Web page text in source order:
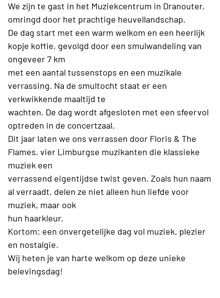
We zijn te gast in het Muziekcentrum in Dranouter,
omringd door het prachtige heuvellandschap.
De dag start met een warm welkom en een heerlijk
kopje koffie, gevolgd door een smulwandeling van
ongeveer 7 km
met een aantal tussenstops en een muzikale
verrassing. Na de smultocht staat er een
verkwikkende maaltijd te
wachten. De dag wordt afgesloten met een sfeervol
optreden in de concertzaal.
Dit jaar laten we ons verrassen door Floris & The
Flames, vier Limburgse muzikanten die klassieke
muziek een
verrassend eigentijdse twist geven. Zoals hun naam
al verraadt, delen ze niet alleen hun liefde voor
muziek, maar ook
hun haarkleur.
Kortom: een onvergetelijke dag vol muziek, plezier
en nostalgie.
Wij heten je van harte welkom op deze unieke
belevingsdag!